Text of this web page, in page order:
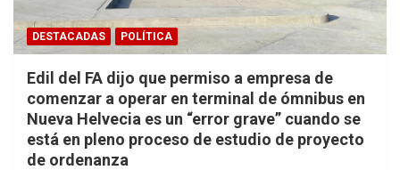
DESTACADAS POLÍTICA
Edil del FA dijo que permiso a empresa de
comenzar a operar en terminal de ómnibus en
Nueva Helvecia es un “error grave” cuando se
está en pleno proceso de estudio de proyecto
de ordenanza